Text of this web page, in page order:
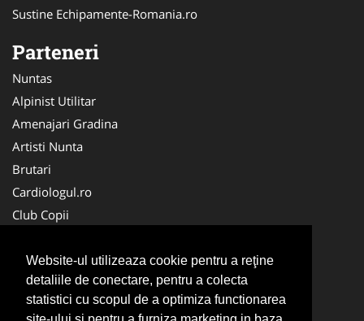
Website-ul utilizeaza cookie pentru a reţine
detaliile de conectare, pentru a colecta
statistici cu scopul de a optimiza functionarea
Sustine Echipamente-Romania.ro
Parteneri
Nuntas
Alpinist Utilitar
Amenajari Gradina
Artisti Nunta
Brutari
Cardiologul.ro
Club Copii
Ambalaje Romania
Cabinet-Individual.ro
CentruInchirieri.ro